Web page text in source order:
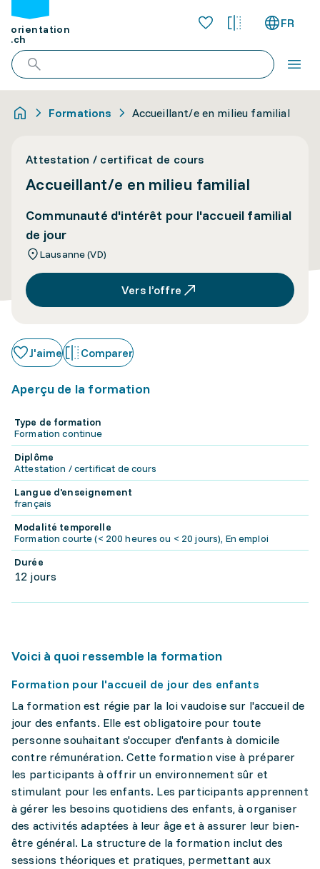
orientation
.ch
FR
Formations Accueillant/e en milieu familial
Attestation / certificat de cours
Accueillant/e en milieu familial
Communauté d'intérêt pour l'accueil familial
de jour
Lausanne (VD)
Vers l’offre
J'aime Comparer
Aperçu de la formation
Type de formation
Formation continue
Diplôme
Attestation / certificat de cours
Langue d'enseignement
français
Modalité temporelle
Formation courte (< 200 heures ou < 20 jours), En emploi
Durée
12 jours
Voici à quoi ressemble la formation
Formation pour l'accueil de jour des enfants
La formation est régie par la loi vaudoise sur l'accueil de
jour des enfants. Elle est obligatoire pour toute
personne souhaitant s'occuper d'enfants à domicile
contre rémunération. Cette formation vise à préparer
les participants à offrir un environnement sûr et
stimulant pour les enfants. Les participants apprennent
à gérer les besoins quotidiens des enfants, à organiser
des activités adaptées à leur âge et à assurer leur bien-
être général. La structure de la formation inclut des
sessions théoriques et pratiques, permettant aux